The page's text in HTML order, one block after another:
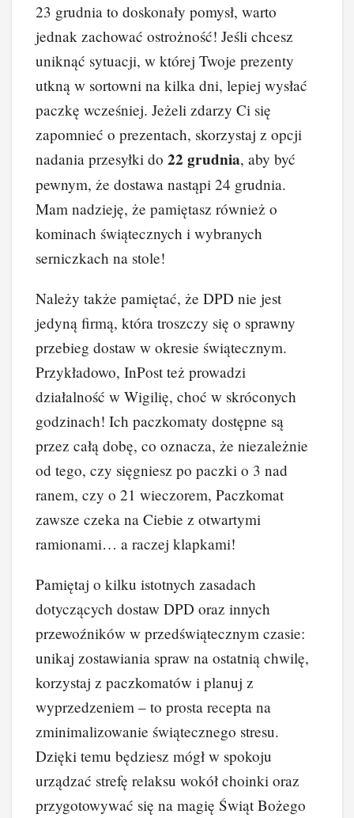
23 grudnia to doskonały pomysł, warto
jednak zachować ostrożność! Jeśli chcesz
uniknąć sytuacji, w której Twoje prezenty
utkną w sortowni na kilka dni, lepiej wysłać
paczkę wcześniej. Jeżeli zdarzy Ci się
zapomnieć o prezentach, skorzystaj z opcji
nadania przesyłki do 22 grudnia, aby być
pewnym, że dostawa nastąpi 24 grudnia.
Mam nadzieję, że pamiętasz również o
kominach świątecznych i wybranych
serniczkach na stole!
Należy także pamiętać, że DPD nie jest
jedyną firmą, która troszczy się o sprawny
przebieg dostaw w okresie świątecznym.
Przykładowo, InPost też prowadzi
działalność w Wigilię, choć w skróconych
godzinach! Ich paczkomaty dostępne są
przez całą dobę, co oznacza, że niezależnie
od tego, czy sięgniesz po paczki o 3 nad
ranem, czy o 21 wieczorem, Paczkomat
zawsze czeka na Ciebie z otwartymi
ramionami… a raczej klapkami!
Pamiętaj o kilku istotnych zasadach
dotyczących dostaw DPD oraz innych
przewoźników w przedświątecznym czasie:
unikaj zostawiania spraw na ostatnią chwilę,
korzystaj z paczkomatów i planuj z
wyprzedzeniem – to prosta recepta na
zminimalizowanie świątecznego stresu.
Dzięki temu będziesz mógł w spokoju
urządzać strefę relaksu wokół choinki oraz
przygotowywać się na magię Świąt Bożego